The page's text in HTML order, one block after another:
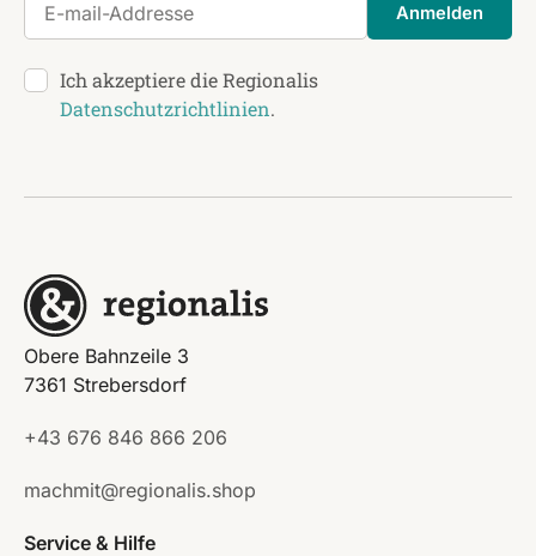
Anmelden
Ich akzeptiere die Regionalis
Datenschutzrichtlinien.
Obere Bahnzeile 3
7361 Strebersdorf
+43 676 846 866 206
machmit@regionalis.shop
Service & Hilfe